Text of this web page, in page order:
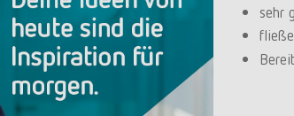
sehr